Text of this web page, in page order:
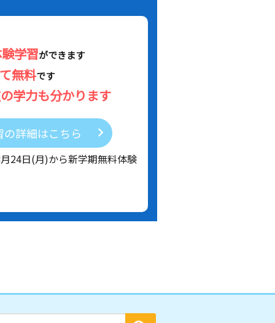
学習ができます
無料です
学力も分かります
詳細はこちら
24日(月)から新学期無料体験